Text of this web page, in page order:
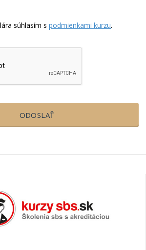
súhlasím s podmienkami kurzu.
ODOSLAŤ